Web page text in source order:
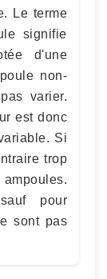
Le terme
signifie
d'une
non-
varier.
est donc
Si
trop
pour
sont pas